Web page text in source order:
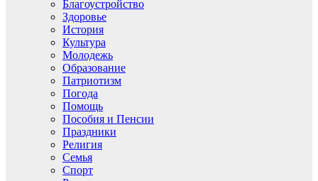
Благоустройство
Здоровье
История
Культура
Молодежь
Образование
Патриотизм
Погода
Помощь
Пособия и Пенсии
Праздники
Религия
Семья
Спорт